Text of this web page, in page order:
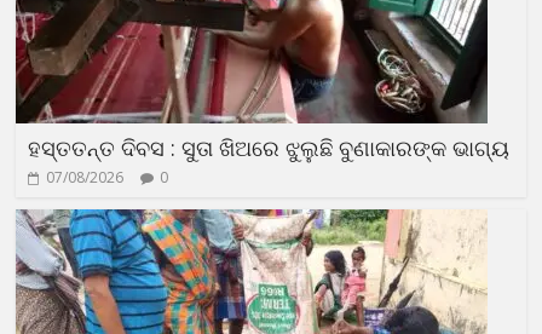
ହସ୍ତତନ୍ତ ଦିବସ : ସୁତା ଖିଅରେ ଝୁଲୁଛି ବୁଣାକାରଙ୍କ ଭାଗ୍ୟ
07/08/2026 0